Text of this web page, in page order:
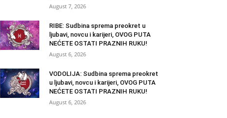
August 7, 2026
RIBE: Sudbina sprema preokret u
ljubavi, novcu i karijeri, OVOG PUTA
NEĆETE OSTATI PRAZNIH RUKU!
August 6, 2026
VODOLIJA: Sudbina sprema preokret
u ljubavi, novcu i karijeri, OVOG PUTA
NEĆETE OSTATI PRAZNIH RUKU!
August 6, 2026